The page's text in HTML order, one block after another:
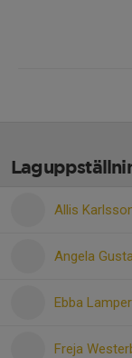
Allis
Angela
Ebba
Freja